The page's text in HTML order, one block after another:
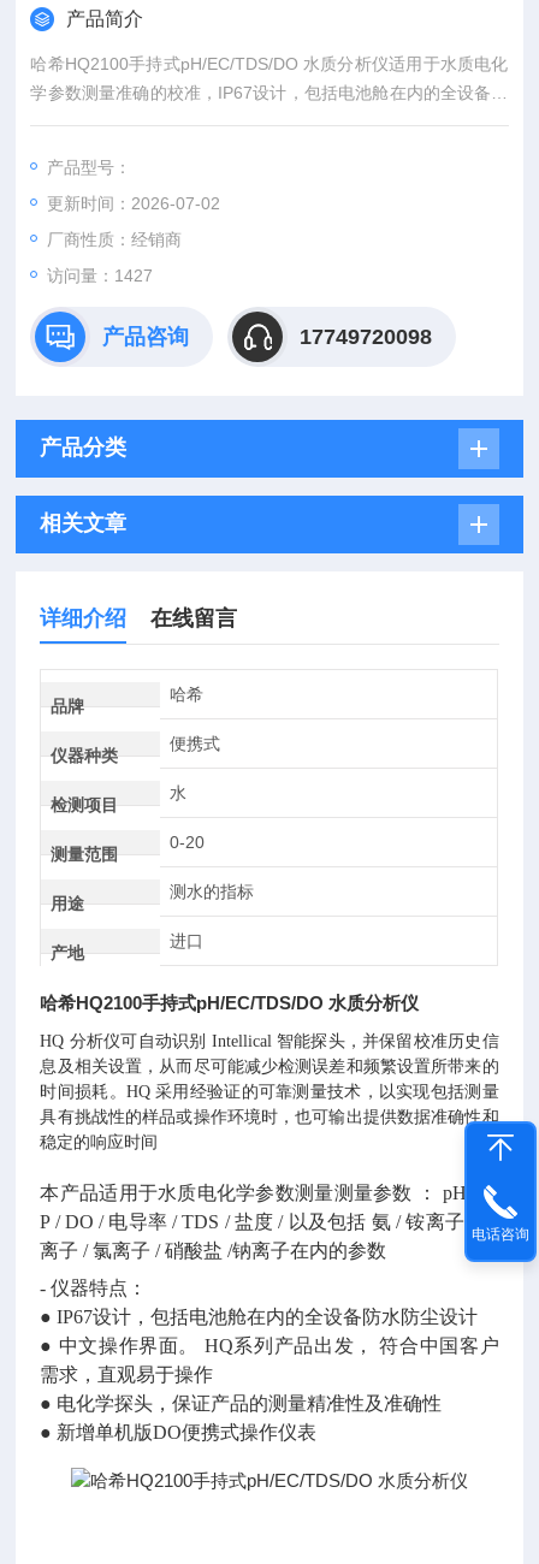
产品简介
哈希HQ2100手持式pH/EC/TDS/DO 水质分析仪适用于水质电化
学参数测量准确的校准，IP67设计，包括电池舱在内的全设备防
水防尘设计
产品型号：
更新时间：2026-07-02
厂商性质：经销商
访问量：1427
产品咨询 17749720098
产品分类
相关文章
详细介绍 在线留言
品牌
哈希
仪器种类
便携式
检测项目
水
测量范围
0-20
用途
测水的指标
产地
进口
哈希HQ2100手持式pH/EC/TDS/DO 水质分析仪
HQ 分析仪可自动识别 Intellical 智能探头，并保留校准历史信
息及相关设置，从而尽可能减少检测误差和频繁设置所带来的
时间损耗。 HQ采用经验证的可靠测量技术，以实现包括测量
具有挑战性的样品或操作环境时，也可输出提供数据准确性和
稳定的响应时间
本产品适用于水质电化学参数测量测量参数 ：
pH/OR
P / DO / 电导率 / TDS / 盐度 / 以及包括 氨 / 铵离子 / 氟
离子 / 氯离子 / 硝酸盐 /钠离子在内的参数
- 仪器特点：
● IP67设计，包括电池舱在内的全设备防水防尘设计
● 中文操作界面。 HQ系列产品出发， 符合中国客户
需求，直观易于操作
● 电化学探头，保证产品的测量精准性及准确性
● 新增单机版DO便携式操作仪表
电话咨询